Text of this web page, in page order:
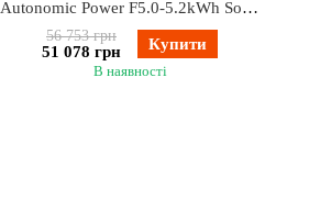
Autonomic Power F5.0-5.2kWh Solar
білий з чорним
56 753 грн
51 078 грн Купити
В наявності